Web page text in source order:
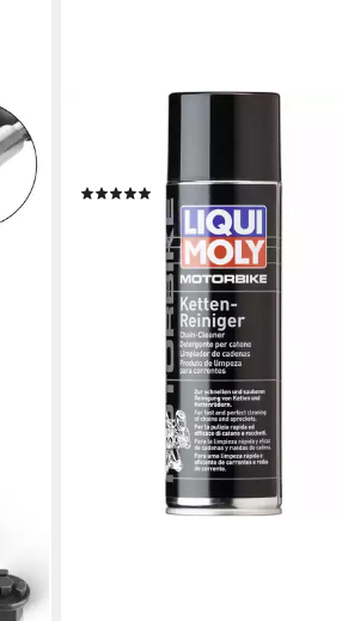
Motorbike Ketten- und
Bremsenreiniger Bremsenreiniger
UVP 12,59 €
lieferbar - in 4-5 Werktagen bei dir